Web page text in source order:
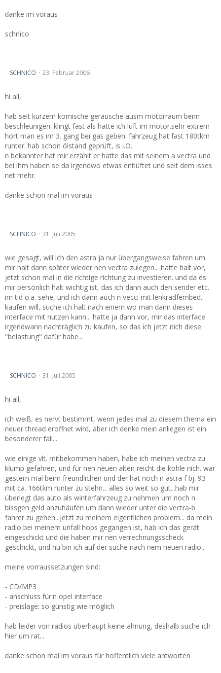
danke im voraus
schnico
SCHNICO 23. Februar 2006
hi all,
hab seit kurzem komische geräusche ausm motorraum beim
beschleunigen. klingt fast als hätte ich luft im motor.sehr extrem
hört man es im 3. gang bei gas geben. fahrzeug hat fast 180tkm
runter. hab schon ölstand geprüft, is i.O.
n bekannter hat mir erzählt er hatte das mit seinem a vectra und
bei ihm haben se da irgendwo etwas entlüftet und seit dem isses
net mehr.
danke schon mal im voraus
SCHNICO 31. Juli 2005
wie gesagt, will ich den astra ja nur übergangsweise fahren um
mir halt dann später wieder nen vectra zulegen... hatte halt vor,
jetzt schon mal in die richtige richtung zu investieren. und da es
mir persönlich halt wichtig ist, das ich dann auch den sender etc.
im tid o.ä. sehe, und ich dann auch n vecci mit lenkradfernbed.
kaufen will, suche ich halt nach einem wo man dann dieses
interface mit nutzen kann... hatte ja dann vor, mir das interface
irgendwann nachträglich zu kaufen, so das ich jetzt nich diese
"belastung" dafür habe...
SCHNICO 31. Juli 2005
hi all,
ich weiß, es nervt bestimmt, wenn jedes mal zu diesem thema ein
neuer thread eröffnet wird, aber ich denke mein anliegen ist ein
besonderer fall...
wie einige vlt. mitbekommen haben, habe ich meinen vectra zu
klump gefahren, und für nen neuen alten reicht die kohle nich. war
gestern mal beim freundlichen und der hat noch n astra f bj. 93
mit ca. 166tkm runter zu stehn... alles so weit so gut...hab mir
überlegt das auto als winterfahrzeug zu nehmen um noch n
bissgen geld anzuhäufen um dann wieder unter die vectra-b
fahrer zu gehen...jetzt zu meinem eigentlichen problem... da mein
radio bei meinem unfall hops gegangen ist, hab ich das gerät
eingeschickt und die haben mir nen verrechnungsscheck
geschickt, und nu bin ich auf der suche nach nem neuen radio...
meine vorraussetzungen sind:
- CD/MP3
- anschluss für'n opel interface
- preislage: so günstig wie möglich
hab leider von radios überhaupt keine ahnung, deshalb suche ich
hier um rat...
danke schon mal im voraus für hoffentlich viele antworten